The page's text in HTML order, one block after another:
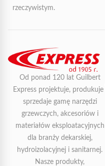
rzeczywistym.
Od ponad 120 lat Guilbert
Express projektuje, produkuje
sprzedaje gamę narzędzi
grzewczych, akcesoriów i
materiałów eksploatacyjnych
dla branży dekarskiej,
hydroizolacyjnej i sanitarnej.
Nasze produkty,